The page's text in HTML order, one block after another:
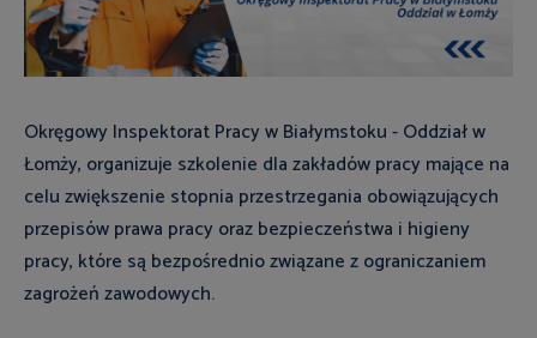
Okręgowy Inspektorat Pracy w Białymstoku - Oddział w
Łomży, organizuje szkolenie dla zakładów pracy mające na
celu zwiększenie stopnia przestrzegania obowiązujących
przepisów prawa pracy oraz bezpieczeństwa i higieny
pracy, które są bezpośrednio związane z ograniczaniem
zagrożeń zawodowych.